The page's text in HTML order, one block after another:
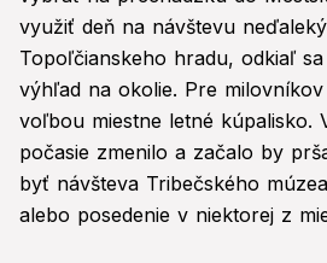
využiť deň na návštevu
Topoľčianskeho hradu, odkiaľ
výhľad na okolie. Pre
voľbou miestne letné kúpalisko.
počasie zmenilo a začalo by
byť návšteva Tribečského
alebo posedenie v niektorej z